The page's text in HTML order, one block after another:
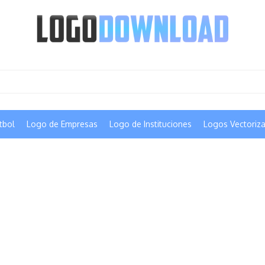
Logo de Empresas Logo de Instituciones Logos